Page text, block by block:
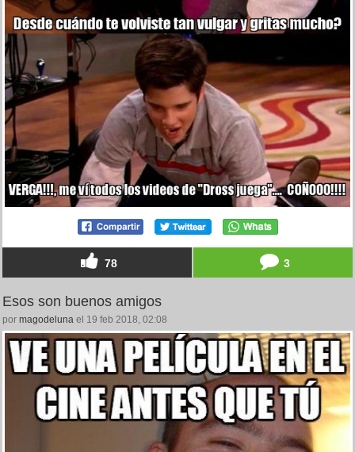
78 3
Esos son buenos amigos
por magodeluna el 19 feb 2018, 02:08